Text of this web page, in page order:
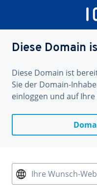
Diese Domain
Diese Domain ist
Sie der Domain-
einloggen und auf
Ihre Wunsch-